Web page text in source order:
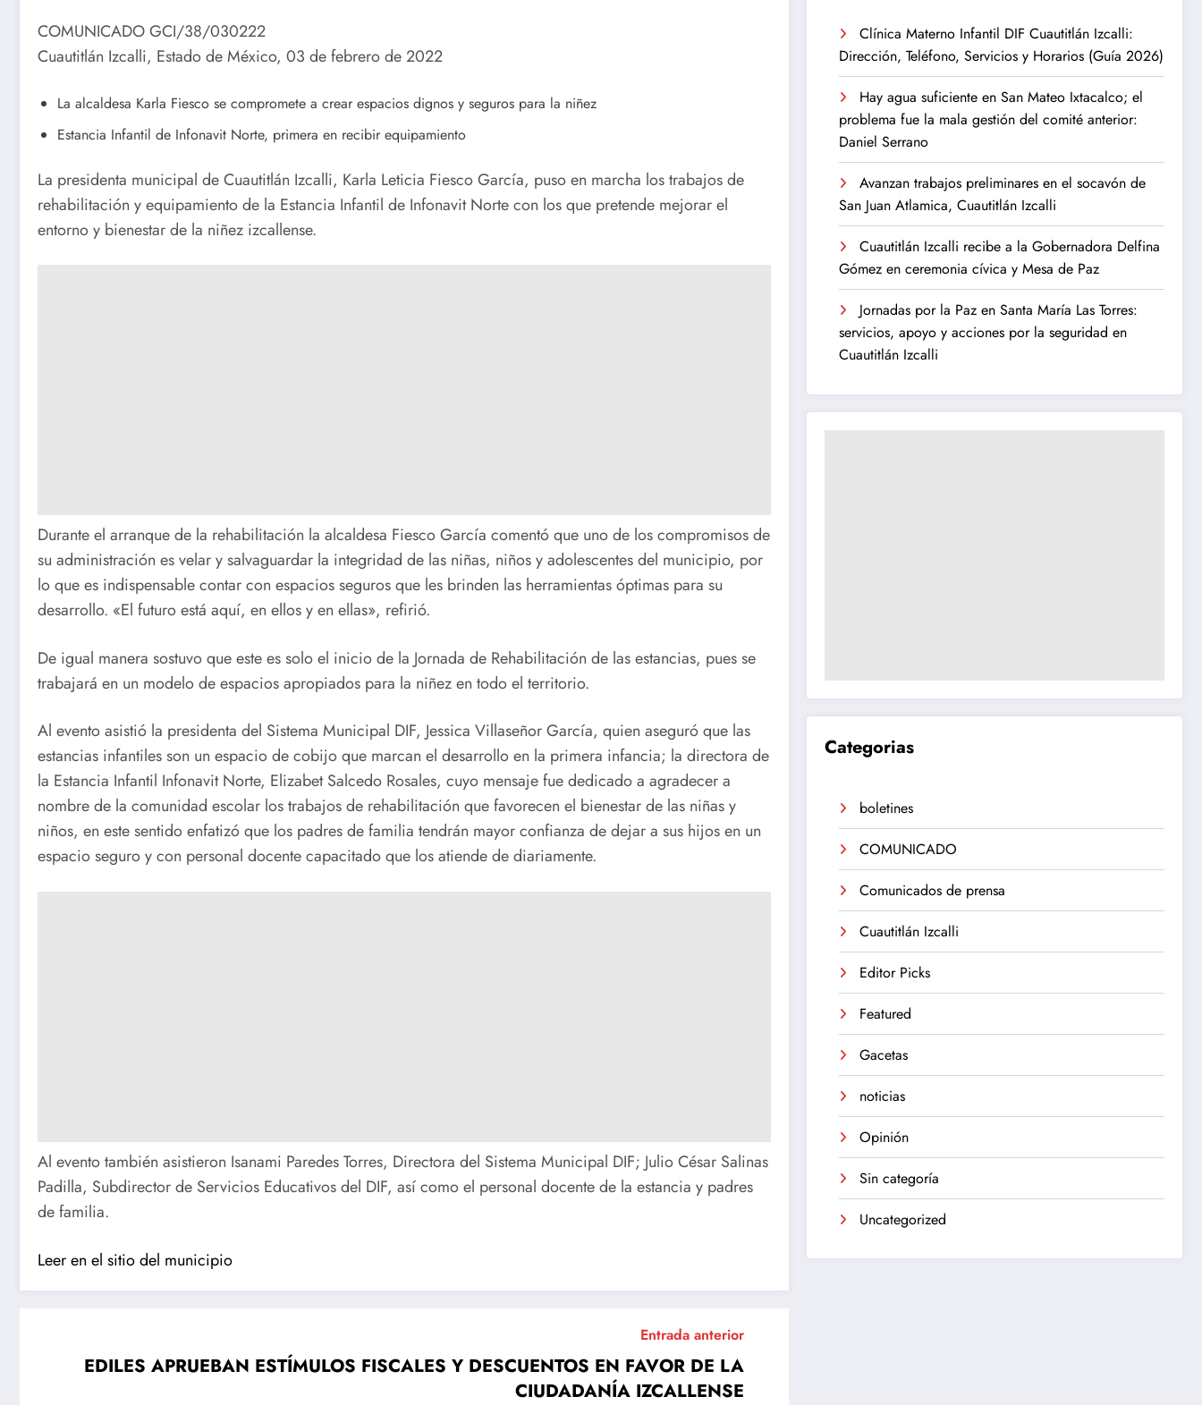
COMUNICADO GCI/38/030222
Cuautitlán Izcalli, Estado de México, 03 de febrero de 2022
La alcaldesa Karla Fiesco se compromete a crear espacios dignos y seguros para la niñez
Estancia Infantil de Infonavit Norte, primera en recibir equipamiento
La presidenta municipal de Cuautitlán Izcalli, Karla Leticia Fiesco García, puso en marcha los trabajos de
rehabilitación y equipamiento de la Estancia Infantil de Infonavit Norte con los que pretende mejorar el
entorno y bienestar de la niñez izcallense.
Durante el arranque de la rehabilitación la alcaldesa Fiesco García comentó que uno de los compromisos de
su administración es velar y salvaguardar la integridad de las niñas, niños y adolescentes del municipio, por
lo que es indispensable contar con espacios seguros que les brinden las herramientas óptimas para su
desarrollo. «El futuro está aquí, en ellos y en ellas», refirió.
De igual manera sostuvo que este es solo el inicio de la Jornada de Rehabilitación de las estancias, pues se
trabajará en un modelo de espacios apropiados para la niñez en todo el territorio.
Al evento asistió la presidenta del Sistema Municipal DIF, Jessica Villaseñor García, quien aseguró que las
estancias infantiles son un espacio de cobijo que marcan el desarrollo en la primera infancia; la directora de
la Estancia Infantil Infonavit Norte, Elizabet Salcedo Rosales, cuyo mensaje fue dedicado a agradecer a
nombre de la comunidad escolar los trabajos de rehabilitación que favorecen el bienestar de las niñas y
niños, en este sentido enfatizó que los padres de familia tendrán mayor confianza de dejar a sus hijos en un
espacio seguro y con personal docente capacitado que los atiende de diariamente.
Al evento también asistieron Isanami Paredes Torres, Directora del Sistema Municipal DIF; Julio César Salinas
Padilla, Subdirector de Servicios Educativos del DIF, así como el personal docente de la estancia y padres
de familia.
Leer en el sitio del municipio
Entrada anterior
EDILES APRUEBAN ESTÍMULOS FISCALES Y DESCUENTOS EN FAVOR DE LA
CIUDADANÍA IZCALLENSE
Clínica Materno Infantil DIF Cuautitlán Izcalli:
Dirección, Teléfono, Servicios y Horarios (Guía 2026)
Hay agua suficiente en San Mateo Ixtacalco; el
problema fue la mala gestión del comité anterior:
Daniel Serrano
Avanzan trabajos preliminares en el socavón de
San Juan Atlamica, Cuautitlán Izcalli
Cuautitlán Izcalli recibe a la Gobernadora Delfina
Gómez en ceremonia cívica y Mesa de Paz
Jornadas por la Paz en Santa María Las Torres:
servicios, apoyo y acciones por la seguridad en
Cuautitlán Izcalli
Categorias
boletines
COMUNICADO
Comunicados de prensa
Cuautitlán Izcalli
Editor Picks
Featured
Gacetas
noticias
Opinión
Sin categoría
Uncategorized